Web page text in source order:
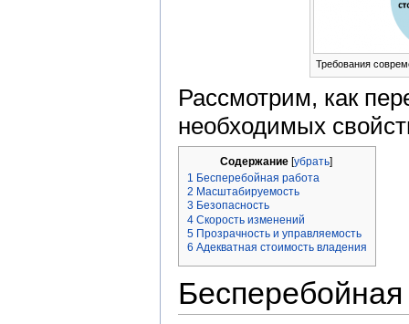
Требования
Рассмотрим, как
необходимых
Содержание[убрать]
1 Бесперебойная работа
2 Масштабируемость
3 Безопасность
4 Скорость изменений
5 Прозрачность и управляемость
6 Адекватная стоимость владения